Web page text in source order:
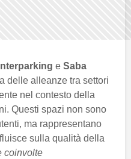
Interparking e Saba
delle alleanze tra settori
nel contesto della
Questi spazi non sono
ma rappresentano
sulla qualità della
coinvolte